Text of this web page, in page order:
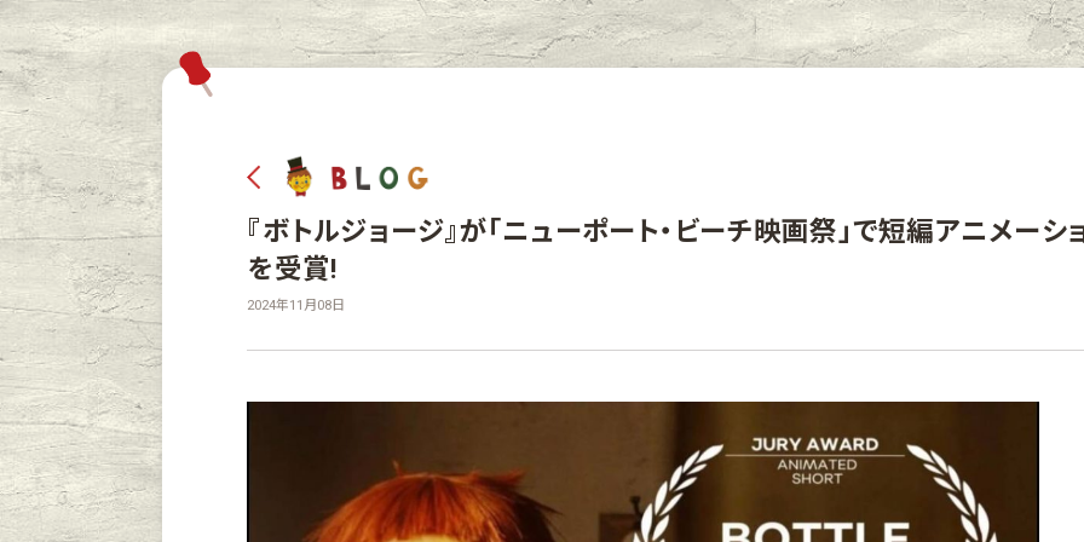
『ボトルジョージ』が「ニューポート・ビーチ映画祭」で短編アニメーシ
を受賞!
2024年11月08日